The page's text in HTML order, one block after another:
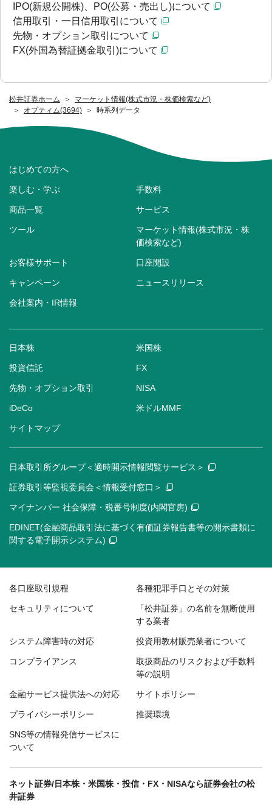
松井証券ホーム
マーケット情報(株式市況・株価検索など)
オプティム(3694)
時系列データ
IPO(新規公開株)、PO(公募・売出し)について
信用取引・一日信用取引について
先物・オプション取引について
FX(外国為替証拠金取引)について
はじめての方へ
楽しむ・学ぶ 手数料
商品一覧 サービス
ツール
マーケット情報(株式市況・株
価検索など)
お客様サポート 口座開設
キャンペーン ニュースリリース
会社案内・IR情報
日本株 米国株
投資信託 FX
先物・オプション取引 NISA
iDeCo 米ドルMMF
サイトマップ
日本取引所グループ＜適時開示情報閲覧サービス＞
証券取引等監視委員会＜情報受付窓口＞
マイナンバー 社会保障・税番号制度(内閣官房)
EDINET(金融商品取引法に基づく有価証券報告書等の開示書類に
関する電子開示システム)
各口座取引規程 各種犯罪手口とその対策
セキュリティについて
「松井証券」の名前を無断使用
する業者
システム障害時の対応 投資用教材販売業者について
コンプライアンス
取扱商品のリスクおよび手数料
等の説明
金融サービス提供法への対応 サイトポリシー
プライバシーポリシー 推奨環境
SNS等の情報発信サービスに
ついて
ネット証券/日本株・米国株・投信・FX・NISAなら証券会社の松
井証券